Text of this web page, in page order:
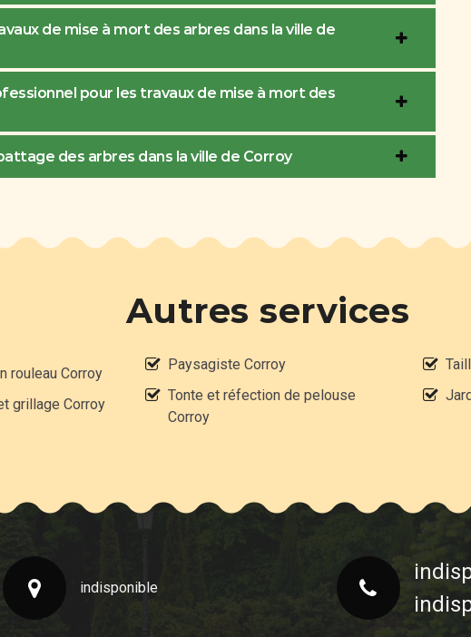
de mise à mort des arbres dans la ville de
pour les travaux de mise à mort des
des arbres dans la ville de Corroy
Autres services
rouleau Corroy
grillage Corroy
Paysagiste Corroy
Tonte et réfection de pelouse
Corroy
indisponible